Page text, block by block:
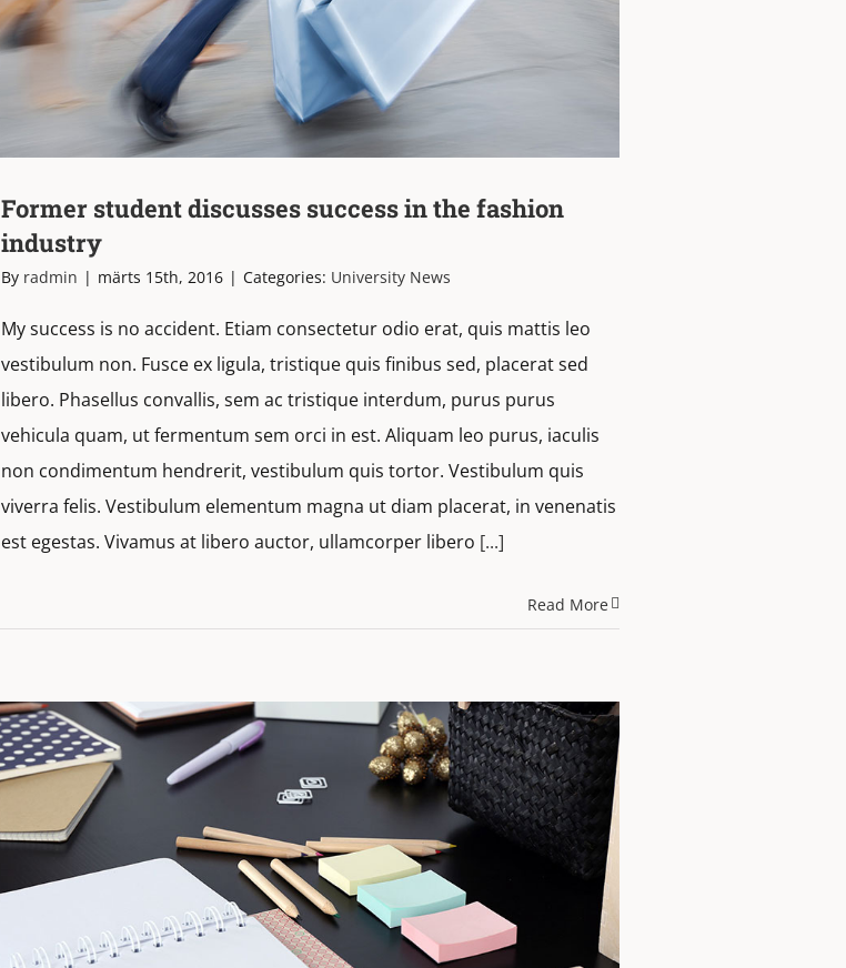
Former student discusses success in the fashion
industry
By radmin | märts 15th, 2016 | Categories: University News
My success is no accident. Etiam consectetur odio erat, quis mattis leo
vestibulum non. Fusce ex ligula, tristique quis finibus sed, placerat sed
libero. Phasellus convallis, sem ac tristique interdum, purus purus
vehicula quam, ut fermentum sem orci in est. Aliquam leo purus, iaculis
non condimentum hendrerit, vestibulum quis tortor. Vestibulum quis
viverra felis. Vestibulum elementum magna ut diam placerat, in venenatis
est egestas. Vivamus at libero auctor, ullamcorper libero [...]
Read More